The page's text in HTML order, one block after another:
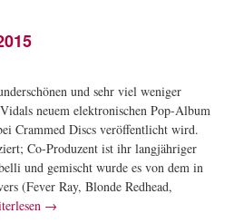
und sehr viel weniger
neuem elektronischen Pop-Album
Crammed Discs veröffentlicht wird.
Co-Produzent ist ihr langjähriger
und gemischt wurde es von dem in
(Fever Ray, Blonde Redhead,
→